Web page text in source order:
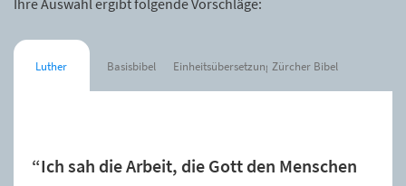
Luther Basisbibel Einheitsübersetzung Zürcher Bibel
“Ich sah die Arbeit, die Gott den Menschen